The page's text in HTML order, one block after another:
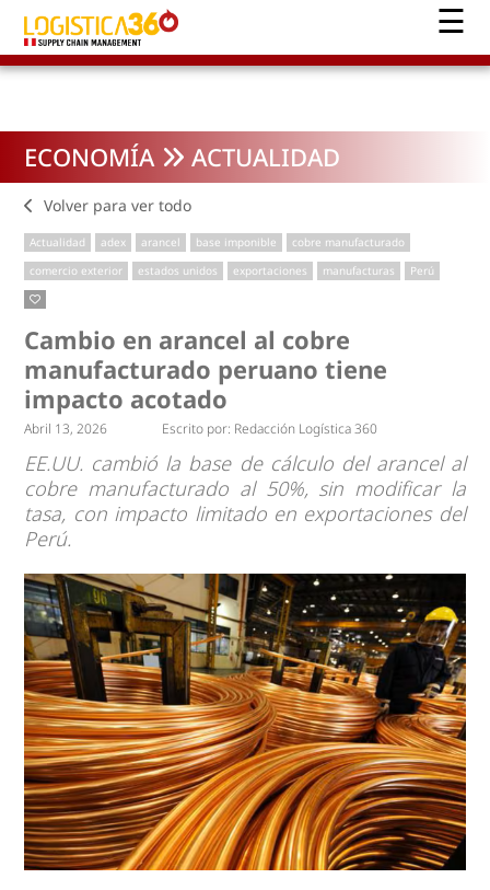
ECONOMÍA ACTUALIDAD
Volver para ver todo
Actualidad adex arancel base imponible
cobre manufacturado
comercio exterior
estados unidos exportaciones manufacturas Perú
Cambio en arancel al cobre
manufacturado peruano tiene
impacto acotado
Abril 13, 2026 Escrito por: Redacción Logística 360
EE.UU. cambió la base de cálculo del arancel al
cobre manufacturado al 50%, sin modificar la
tasa, con impacto limitado en exportaciones del
Perú.